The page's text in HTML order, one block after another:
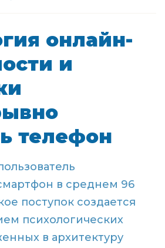
онлайн-
и
телефон
в среднем 96
поступок создается
психологических
в архитектуру